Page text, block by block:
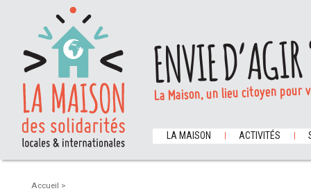
ENVIE
La Maison, un lieu citoyen
LA MAISON ACTIVITÉS
Accueil >